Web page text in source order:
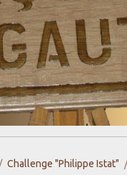
Challenge "Philippe Istat"